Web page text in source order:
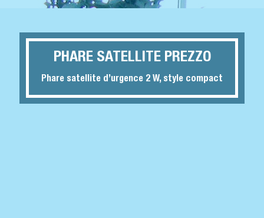
PHARE SATELLITE PREZZO
Phare satellite d’urgence 2 W, style compact